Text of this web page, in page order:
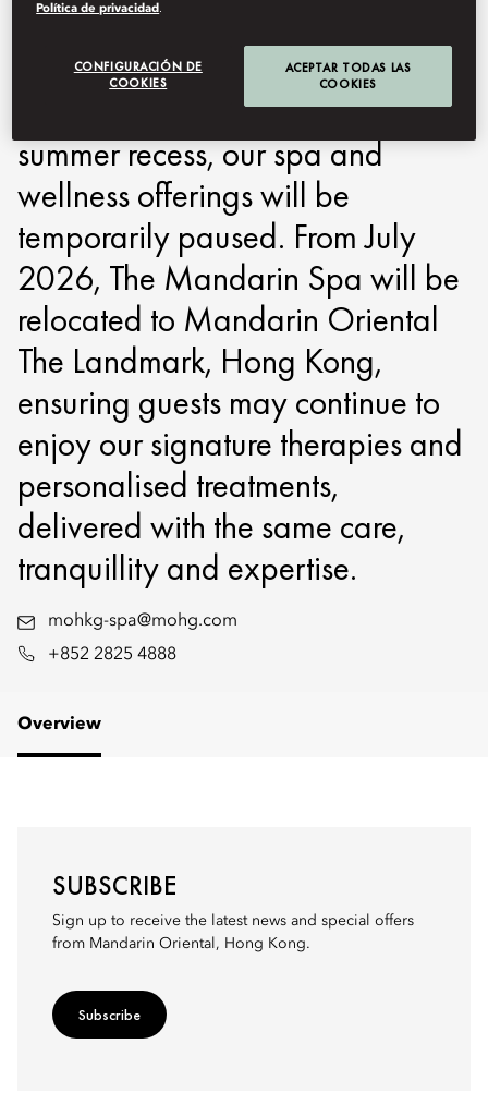
As Mandarin Oriental, Hong
Kong embarks on the next phase
of its transformation during a
summer recess, our spa and
wellness offerings will be
temporarily paused. From July
2026, The Mandarin Spa will be
relocated to Mandarin Oriental
The Landmark, Hong Kong,
ensuring guests may continue to
enjoy our signature therapies and
personalised treatments,
delivered with the same care,
tranquillity and expertise.
mohkg-spa@mohg.com
+852 2825 4888
Overview
SUBSCRIBE
Sign up to receive the latest news and special offers
from Mandarin Oriental, Hong Kong.
Subscribe
Política de privacidad .
CONFIGURACIÓN DE
COOKIES
ACEPTAR TODAS LAS
COOKIES